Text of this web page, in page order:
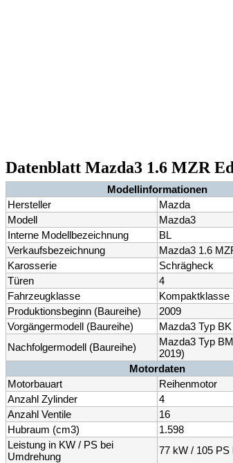
Datenblatt Mazda3 1.6 MZR
Modellinformationen
Hersteller
Mazda
Modell
Mazda3
Interne Modellbezeichnung
BL
Verkaufsbezeichnung
Mazda3 1.6
Karosserie
Schrägheck
Türen
4
Fahrzeugklasse
Kompaktklasse
Produktionsbeginn (Baureihe)
2009
Vorgängermodell (Baureihe)
Mazda3 Typ
Nachfolgermodell (Baureihe)
Mazda3 Typ
2019)
Motordaten
Motorbauart
Reihenmotor
Anzahl Zylinder
4
Anzahl Ventile
16
Hubraum (cm3)
1.598
Leistung in KW / PS bei
Umdrehung
77 kW / 105 PS